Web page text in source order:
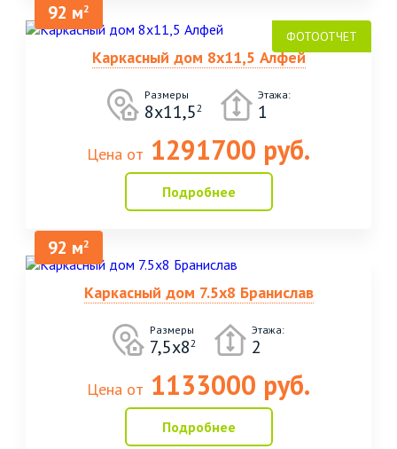
92 м2
Каркасный дом 8х11,5 Алфей
Размеры
8х11,52
Этажа:
1
Цена от 1291700 руб.
Подробнее
92 м2
Каркасный дом 7.5х8 Бранислав
Размеры
7,5х82
Этажа:
2
Цена от 1133000 руб.
Подробнее